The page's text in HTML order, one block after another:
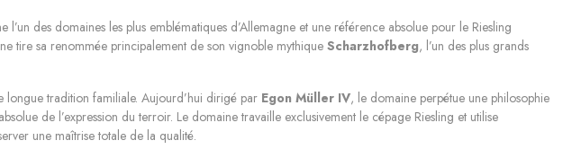
des domaines les plus emblématiques d’Allemagne et une référence absolue pour le Riesling
tire sa renommée principalement de son vignoble mythiqueScharzhofberg, l’un des plus grands
longue tradition familiale. Aujourd’hui dirigé par Egon Müller IV, le domaine perpétue une philosophie
de l’expression du terroir. Le domaine travaille exclusivement le cépage Riesling et utilise
une maîtrise totale de la qualité.